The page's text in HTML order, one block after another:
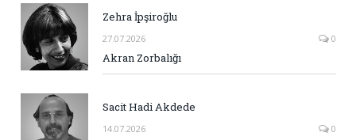
Zehra İpşiroğlu
27.07.2026 0
Akran Zorbalığı
Sacit Hadi Akdede
14.07.2026 0